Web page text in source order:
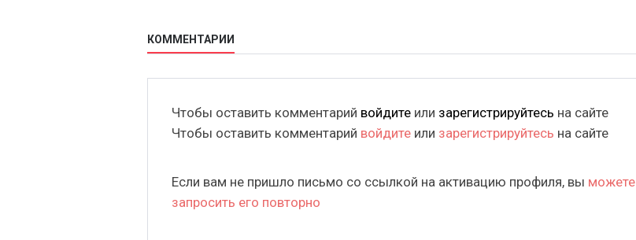
КОММЕНТАРИИ
Чтобы оставить комментарий войдите или зарегистрируйтесь на сайте
Чтобы оставить комментарий войдите или зарегистрируйтесь на сайте
Если вам не пришло письмо со ссылкой на активацию профиля, вы можете
запросить его повторно